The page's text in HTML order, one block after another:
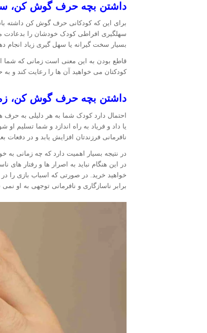
داشتن بچه حرف گوش کن،
برای این که کودکانی حرف گوش کن داشته
سهلگیری افراطی کودک خودشان را بدعادت
بسیار سخت گیرانه یا سهل گیری زیاد انجام
قاطع بودن به این معنی است زمانی که شما
کودکتان می خواهید آن ها را رعایت کند و
داشتن بچه حرف گوش کن،
احتمال دارد کودک شما به هر دلیلی به
یا داد و فریاد به راه اندازد و شما تسلیم
نافرمانی فرزندتان افزایش یابد و در
در نتیجه بسیار اهمیت دارد که چه زمانی به
در این هنگام نباید به اصرار ها و رفتار
خواهید خرید. در صورتی که اسباب بازی را
برابر ناسازگاری و نافرمانی توجهی به او